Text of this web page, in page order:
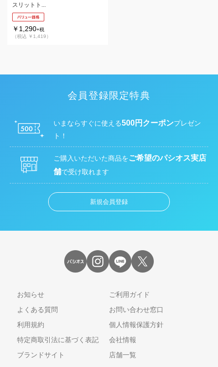
スリットト...
￥1,290+税
（税込 ￥1,419）
会員登録限定特典
いまならすぐに使える500円クーポンプレゼン
ト！
ご購入いただいた商品をご希望のパシオス実店
舗で受け取れます
新規会員登録
お知らせ
ご利用ガイド
よくある質問
お問い合わせ窓口
利用規約
個人情報保護方針
特定商取引法に基づく表記
会社情報
ブランドサイト
店舗一覧